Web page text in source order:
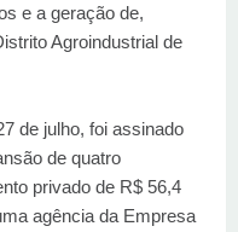
e a geração de,
Agroindustrial de
de julho, foi assinado
de quatro
privado de R$ 56,4
agência da Empresa